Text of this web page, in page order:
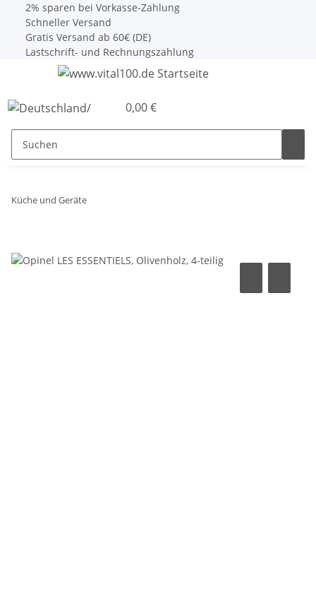
2% sparen bei Vorkasse-Zahlung
Schneller Versand
Gratis Versand ab 60€ (DE)
Lastschrift- und Rechnungszahlung
0,00 €
Küche und Geräte